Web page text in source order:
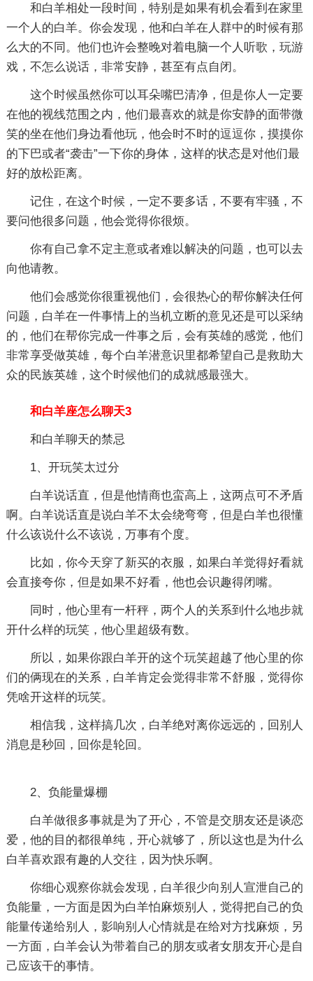
和白羊相处一段时间，特别是如果有机会看到在家里
一个人的白羊。你会发现，他和白羊在人群中的时候有那
么大的不同。他们也许会整晚对着电脑一个人听歌，玩游
戏，不怎么说话，非常安静，甚至有点自闭。
这个时候虽然你可以耳朵嘴巴清净，但是你人一定要
在他的视线范围之内，他们最喜欢的就是你安静的面带微
笑的坐在他们身边看他玩，他会时不时的逗逗你，摸摸你
的下巴或者“袭击”一下你的身体，这样的状态是对他们最
好的放松距离。
记住，在这个时候，一定不要多话，不要有牢骚，不
要问他很多问题，他会觉得你很烦。
你有自己拿不定主意或者难以解决的问题，也可以去
向他请教。
他们会感觉你很重视他们，会很热心的帮你解决任何
问题，白羊在一件事情上的当机立断的意见还是可以采纳
的，他们在帮你完成一件事之后，会有英雄的感觉，他们
非常享受做英雄，每个白羊潜意识里都希望自己是救助大
众的民族英雄，这个时候他们的成就感最强大。
和白羊座怎么聊天3
和白羊聊天的禁忌
1、开玩笑太过分
白羊说话直，但是他情商也蛮高上，这两点可不矛盾
啊。白羊说话直是说白羊不太会绕弯弯，但是白羊也很懂
什么该说什么不该说，万事有个度。
比如，你今天穿了新买的衣服，如果白羊觉得好看就
会直接夸你，但是如果不好看，他也会识趣得闭嘴。
同时，他心里有一杆秤，两个人的关系到什么地步就
开什么样的玩笑，他心里超级有数。
所以，如果你跟白羊开的这个玩笑超越了他心里的你
们的俩现在的关系，白羊肯定会觉得非常不舒服，觉得你
凭啥开这样的玩笑。
相信我，这样搞几次，白羊绝对离你远远的，回别人
消息是秒回，回你是轮回。
2、负能量爆棚
白羊做很多事就是为了开心，不管是交朋友还是谈恋
爱，他的目的都很单纯，开心就够了，所以这也是为什么
白羊喜欢跟有趣的人交往，因为快乐啊。
你细心观察你就会发现，白羊很少向别人宣泄自己的
负能量，一方面是因为白羊怕麻烦别人，觉得把自己的负
能量传递给别人，影响别人心情就是在给对方找麻烦，另
一方面，白羊会认为带着自己的朋友或者女朋友开心是自
己应该干的事情。